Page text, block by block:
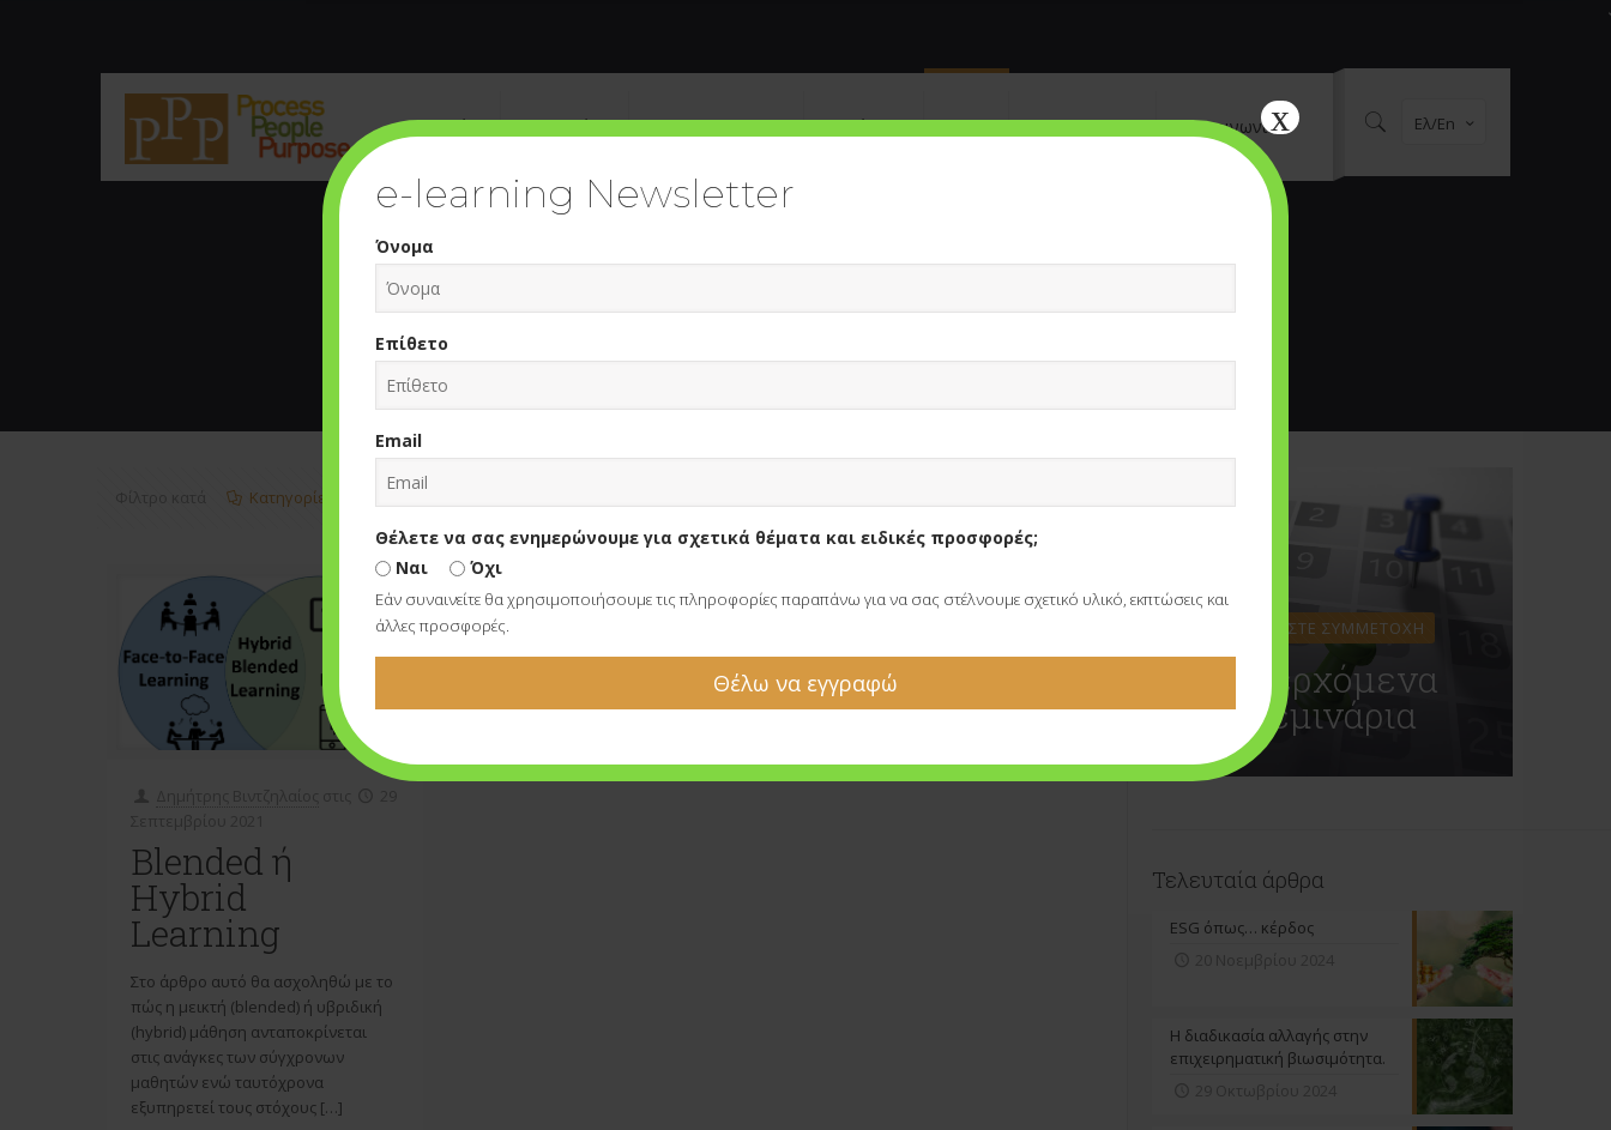
Εταιρεία Υπηρεσίες Digital Academy Εκδόσεις Blog Social Media Επικοινωνία Ελ/En
Κατηγορίες
Blended ή
Hybrid
Learning
Στο άρθρο αυτό θα ασχοληθώ με το
πώς η μεικτή (blended) ή υβριδική
(hybrid) μάθηση ανταποκρίνεται
στις ανάγκες των σύγχρονων
μαθητών ενώ ταυτόχρονα
εξυπηρετεί τους στόχους[…]
ΔΗΛΩΣΤΕ ΣΥΜΜΕΤΟΧΗ
Επερχόμενα
Σεμινάρια
Τελευταία άρθρα
ESG όπως… κέρδος
Η διαδικασία αλλαγής στην
επιχειρηματική βιωσιμότητα.
e-learning Newsletter
Όνομα
Επίθετο
Email
Θέλετε να σας ενημερώνουμε για σχετικά θέματα και ειδικές προσφορές;
Ναι
Όχι
Εάν συναινείτε θα χρησιμοποιήσουμε τις πληροφορίες παραπάνω για να σας στέλνουμε σχετικό υλικό, εκπτώσεις και
άλλες προσφορές.
Θέλω να εγγραφώ
x